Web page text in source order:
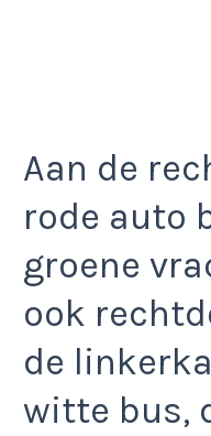
Aan de
rode auto
groene
ook
de
witte bus,